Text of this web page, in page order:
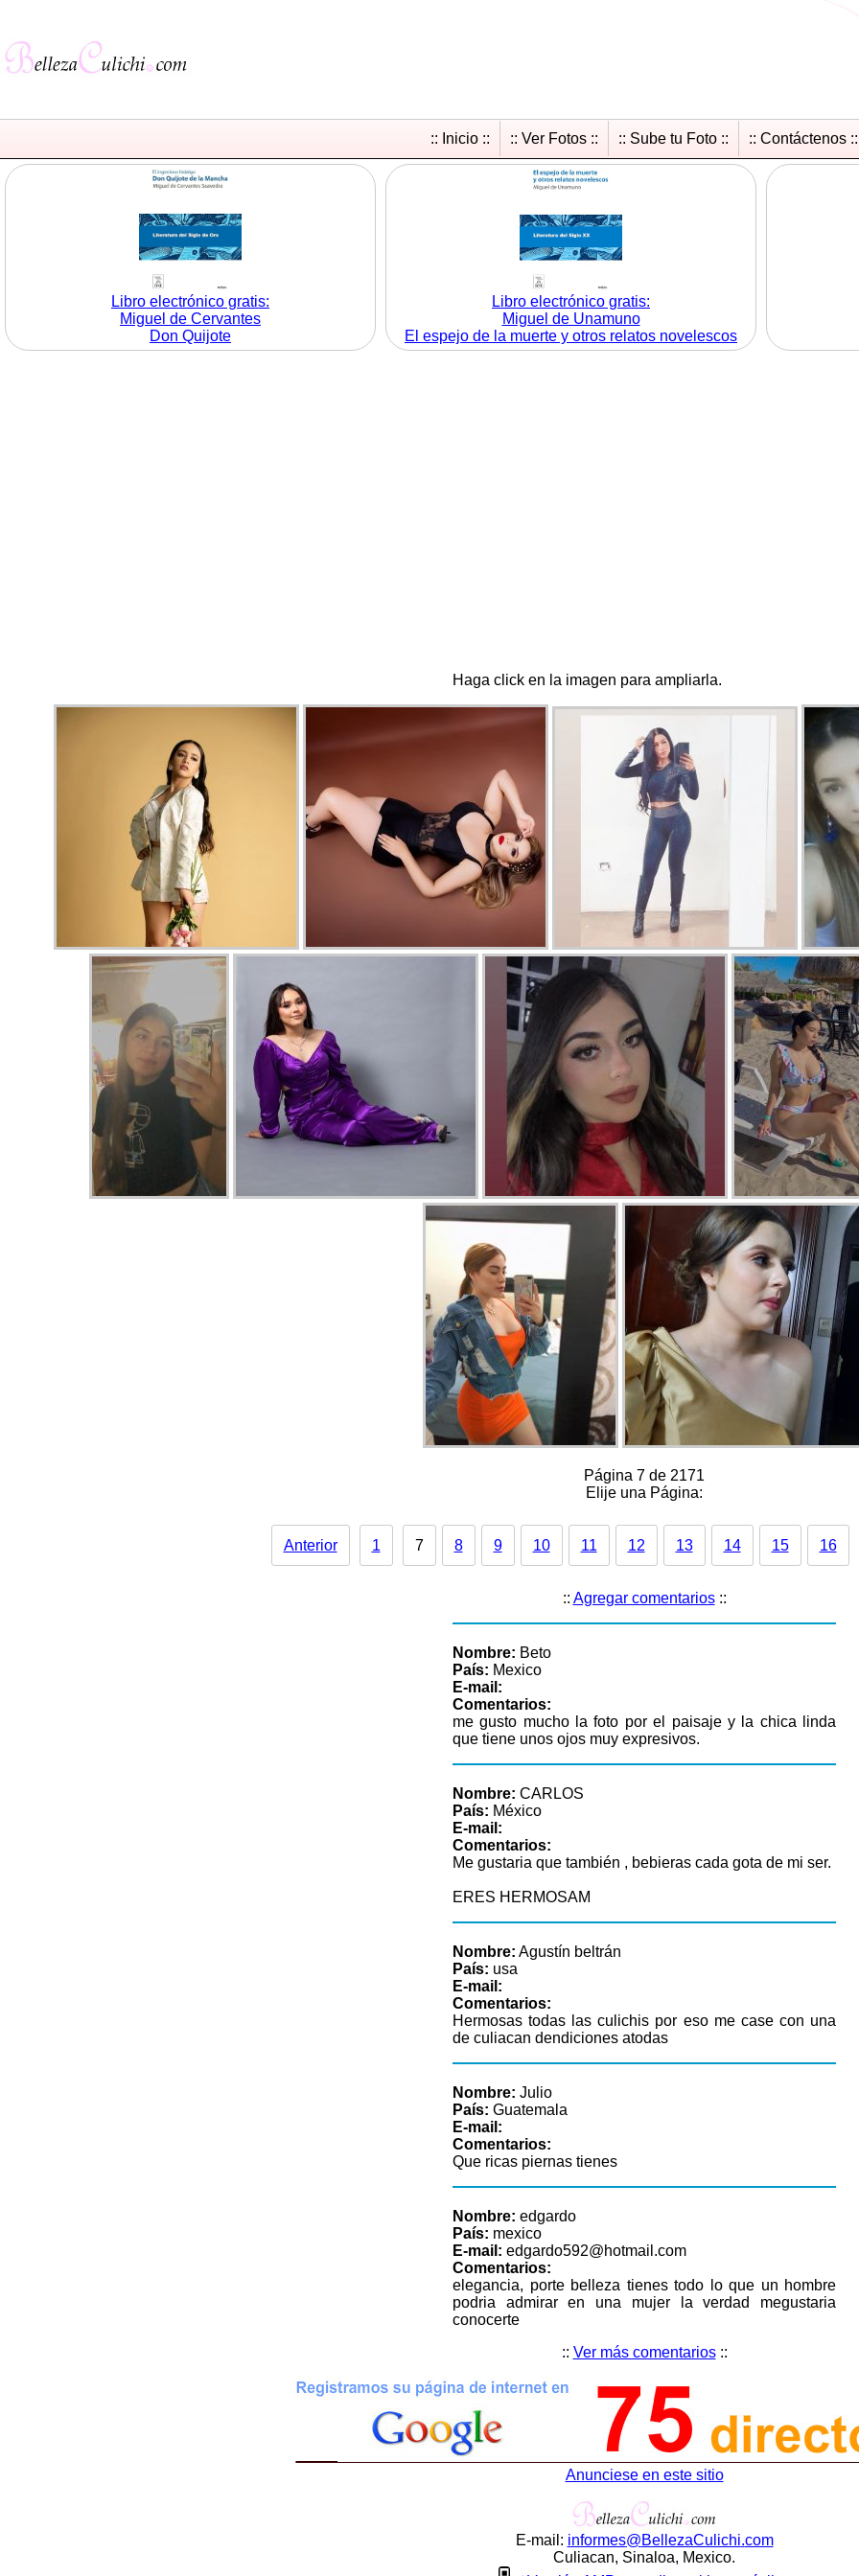
:: Inicio :: :: Ver Fotos :: :: Sube tu Foto ::
:: Contáctenos ::
Libro electrónico gratis:
Miguel de Cervantes
Don Quijote
Libro electrónico gratis:
Miguel de Unamuno
El espejo de la muerte y otros relatos novelescos
Haga click en la imagen para ampliarla.
Página 7 de 2171
Elije una Página:
Anterior 1 7 8 9 10 11 12 13 14 15 16
:: Agregar comentarios::
Nombre: Beto
País: Mexico
E-mail:
Comentarios:
me gusto mucho la foto por el paisaje y la chica linda
que tiene unos ojos muy expresivos.
Nombre: CARLOS
País: México
E-mail:
Comentarios:
Me gustaria que también , bebieras cada gota de mi ser.
ERES HERMOSAM
Nombre: Agustín beltrán
País: usa
E-mail:
Comentarios:
Hermosas todas las culichis por eso me case con una
de culiacan dendiciones atodas
Nombre: Julio
País: Guatemala
E-mail:
Comentarios:
Que ricas piernas tienes
Nombre: edgardo
País: mexico
E-mail: edgardo592@hotmail.com
Comentarios:
elegancia, porte belleza tienes todo lo que un hombre
podria admirar en una mujer la verdad megustaria
conocerte
:: Ver más comentarios::
Anunciese en este sitio
E-mail: informes@BellezaCulichi.com
Culiacan, Sinaloa, Mexico.